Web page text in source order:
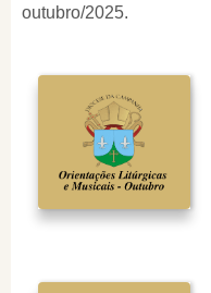
outubro/2025.